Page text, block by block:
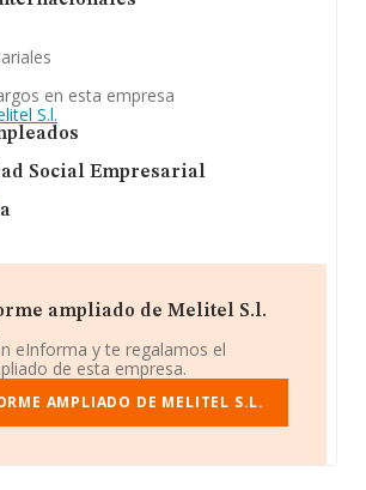
en esta empresa
S.l.
Social Empresarial
ampliado de Melitel S.l.
eInforma y te regalamos el
de esta empresa.
AMPLIADO DE MELITEL S.L.